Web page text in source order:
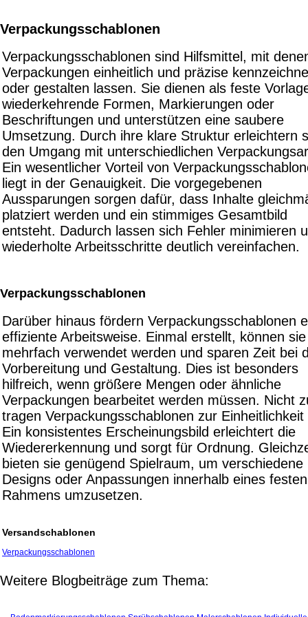
Verpackungsschablonen
Verpackungsschablonen sind Hilfsmittel, mit
Verpackungen einheitlich und präzise
oder gestalten lassen. Sie dienen als feste
wiederkehrende Formen, Markierungen oder
Beschriftungen und unterstützen eine saubere
Umsetzung. Durch ihre klare Struktur erleichtern
den Umgang mit unterschiedlichen
Ein wesentlicher Vorteil von
liegt in der Genauigkeit. Die vorgegebenen
Aussparungen sorgen dafür, dass Inhalte
platziert werden und ein stimmiges Gesamtbild
entsteht. Dadurch lassen sich Fehler minimieren
wiederholte Arbeitsschritte deutlich vereinfachen.
Verpackungsschablonen
Darüber hinaus fördern Verpackungsschablonen
effiziente Arbeitsweise. Einmal erstellt, können sie
mehrfach verwendet werden und sparen Zeit bei
Vorbereitung und Gestaltung. Dies ist besonders
hilfreich, wenn größere Mengen oder ähnliche
Verpackungen bearbeitet werden müssen. Nicht
tragen Verpackungsschablonen zur Einheitlichkeit
Ein konsistentes Erscheinungsbild erleichtert die
Wiedererkennung und sorgt für Ordnung.
bieten sie genügend Spielraum, um verschiedene
Designs oder Anpassungen innerhalb eines festen
Rahmens umzusetzen.
Versandschablonen
Verpackungsschablonen
Weitere Blogbeiträge zum Thema: